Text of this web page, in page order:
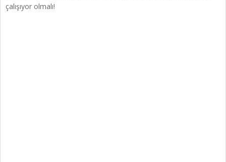
çalışıyor olmalı!